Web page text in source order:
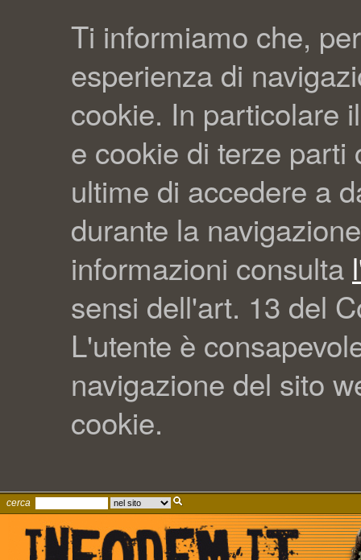
Ti informiamo che,
esperienza di
cookie. In particolare
e cookie di terze parti
ultime di accedere a
durante la
informazioni consulta
sensi dell'art. 13 del
L'utente è
navigazione del sito
cookie.
cerca